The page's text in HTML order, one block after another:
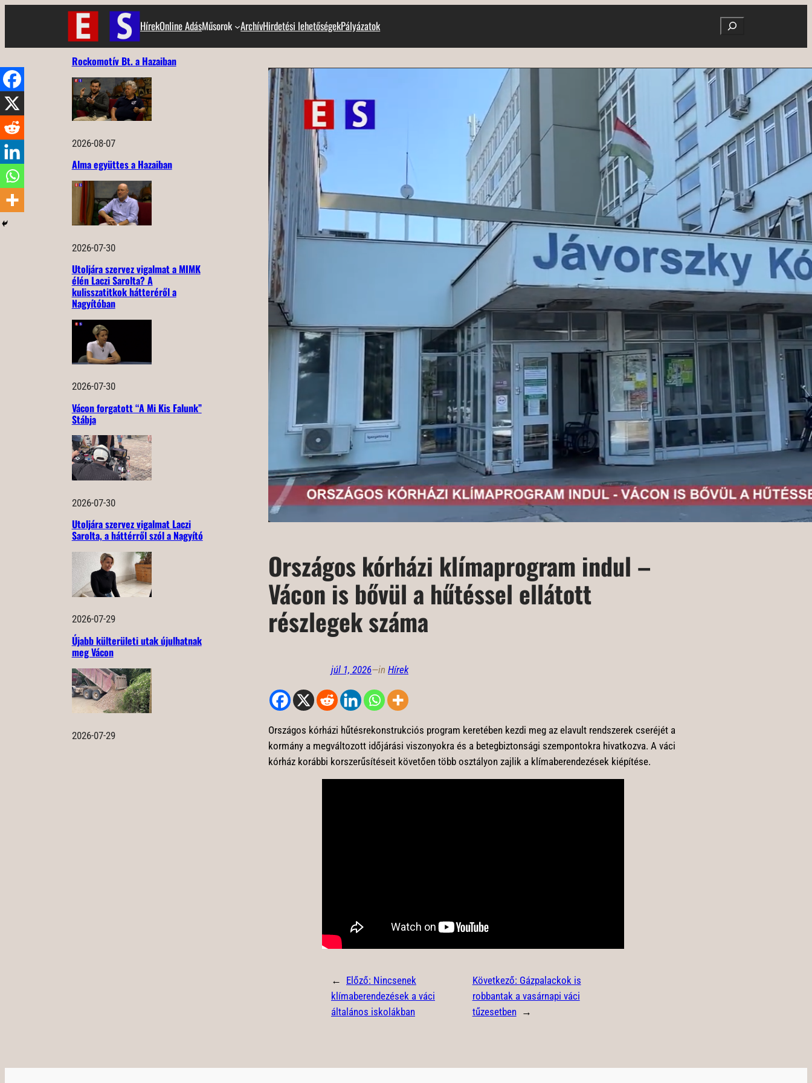
HírekOnline AdásMűsorok ArchívHirdetési lehetőségekPályázatok Search
Rockomotív Bt. a Hazaiban
2026-08-07
Alma együttes a Hazaiban
2026-07-30
Utoljára szervez vigalmat a MIMK
élén Laczi Sarolta? A
kulisszatitkok hátteréről a
Nagyítóban
2026-07-30
Vácon forgatott “A Mi Kis Falunk”
Stábja
2026-07-30
Utoljára szervez vigalmat Laczi
Sarolta, a háttérről szól a Nagyító
2026-07-29
Újabb külterületi utak újulhatnak
meg Vácon
2026-07-29
Országos kórházi klímaprogram indul –
Vácon is bővül a hűtéssel ellátott
részlegek száma
júl 1, 2026—in Hírek
Országos kórházi hűtésrekonstrukciós program keretében kezdi meg az elavult rendszerek cseréjét a
kormány a megváltozott időjárási viszonyokra és a betegbiztonsági szempontokra hivatkozva. A váci
kórház korábbi korszerűsítéseit követően több osztályon zajlik a klímaberendezések kiépítése.
← Előző: Nincsenek
klímaberendezések a váci
általános iskolákban
Következő: Gázpalackok is
robbantak a vasárnapi váci
tűzesetben →